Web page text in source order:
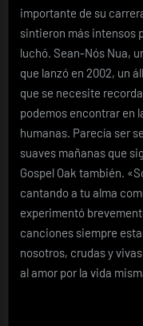
importante de su
sintieron más intensos
luchó. Sean-Nós Nua,
que lanzó en 2002, un
que se necesite
podemos encontrar en
humanas. Parecía ser
suaves mañanas que
Gospel Oak también.
cantando a tu alma
experimentó
canciones siempre
nosotros, crudas y
al amor por la vida